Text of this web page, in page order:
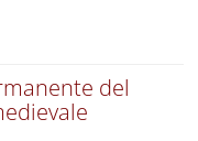
del